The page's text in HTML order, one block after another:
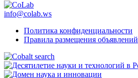
info@colab.ws
Политика конфиденциальности
Правила размещения объявлений